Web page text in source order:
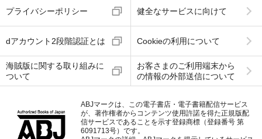
プライバシーポリシー 健全なサービスに向けて
dアカウント2段階認証とは Cookieの利用について
海賊版に関する取り組みに
ついて
お客さまのご利用端末から
の情報の外部送信について
ABJマークは、この電子書店・電子書籍配信サービス
が、著作権者からコンテンツ使用許諾を得た正規版配
信サービスであることを示す登録商標（登録番号 第
6091713号）です。